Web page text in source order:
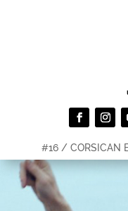
#16 / CORSICAN